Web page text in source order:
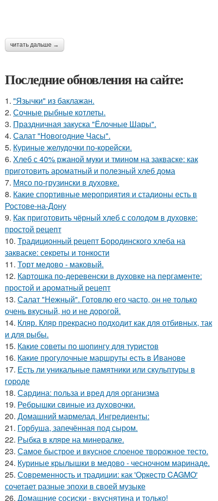
читать дальше →
Последние обновления на сайте:
1. "Язычки" из баклажан.
2. Сочные рыбные котлеты.
3. Праздничная закуска "Ёлочные Шары".
4. Салат "Новогодние Часы".
5. Куриные желудочки по-корейски.
6. Хлеб с 40% ржаной муки и тмином на закваске: как
приготовить ароматный и полезный хлеб дома
7. Мясо по-грузински в духовке.
8. Какие спортивные мероприятия и стадионы есть в
Ростове-на-Дону
9. Как приготовить чёрный хлеб с солодом в духовке:
простой рецепт
10. Традиционный рецепт Бородинского хлеба на
закваске: секреты и тонкости
11. Торт медово - маковый.
12. Картошка по-деревенски в духовке на пергаменте:
простой и ароматный рецепт
13. Салат "Нежный". Готовлю его часто, он не только
очень вкусный, но и не дорогой.
14. Кляр. Кляр прекрасно подходит как для отбивных, так
и для рыбы.
15. Какие советы по шопингу для туристов
16. Какие прогулочные маршруты есть в Иванове
17. Есть ли уникальные памятники или скульптуры в
городе
18. Сардина: польза и вред для организма
19. Ребрышки свиные из духовочки.
20. Домашний мармелад. Ингредиенты:
21. Горбуша, запечённая под сыром.
22. Рыбка в кляре на минералке.
23. Самое быстрое и вкусное слоеное творожное тесто.
24. Куриные крылышки в медово - чесночном маринаде.
25. Современность и традиции: как 'Оркестр CAGMO'
сочетает разные эпохи в своей музыке
26. Домашние сосиски - вкуснятина и только!